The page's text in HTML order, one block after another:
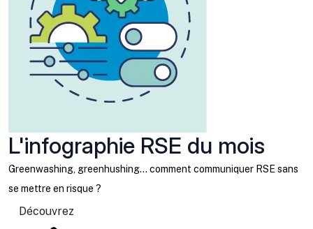
L'infographie RSE du mois
Greenwashing, greenhushing… comment communiquer RSE sans
se mettre en risque ?
Découvrez